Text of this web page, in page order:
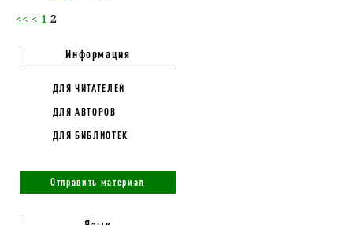
<< < 1 2
Информация
ДЛЯ ЧИТАТЕЛЕЙ
ДЛЯ АВТОРОВ
ДЛЯ БИБЛИОТЕК
Отправить материал